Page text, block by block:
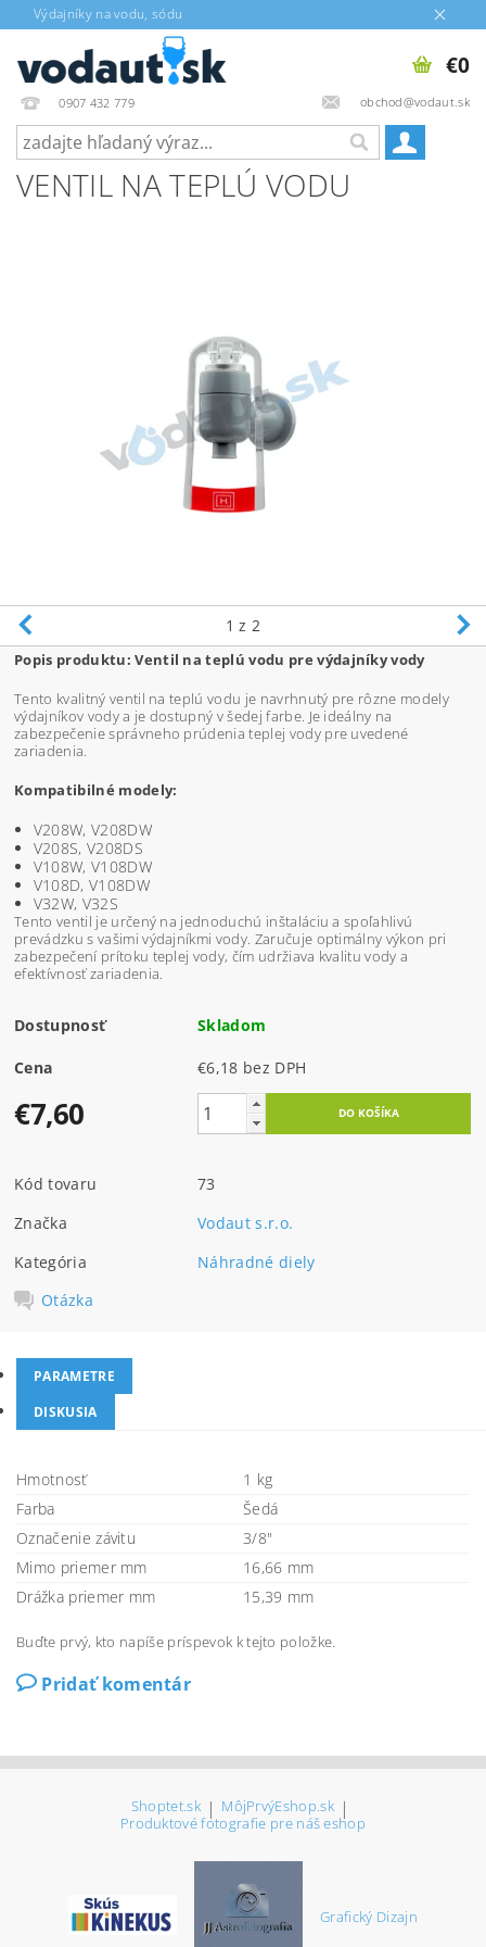
Výdajníky na vodu, sódu
0907 432 779 obchod@vodaut.sk
€0
VENTIL NA TEPLÚ VODU
1 z 2
Popis produktu: Ventil na teplú vodu pre výdajníky vody
Tento kvalitný ventil na teplú vodu je navrhnutý pre rôzne modely
výdajníkov vody a je dostupný v šedej farbe. Je ideálny na
zabezpečenie správneho prúdenia teplej vody pre uvedené
zariadenia.
Kompatibilné modely:
V208W, V208DW
V208S, V208DS
V108W, V108DW
V108D, V108DW
V32W, V32S
Tento ventil je určený na jednoduchú inštaláciu a spoľahlivú
prevádzku s vašimi výdajníkmi vody. Zaručuje optimálny výkon pri
zabezpečení prítoku teplej vody, čím udržiava kvalitu vody a
efektívnosť zariadenia.
Dostupnosť Skladom
Cena €6,18 bez DPH
€7,60
Kód tovaru
73
Značka
Vodaut s.r.o.
Kategória
Náhradné diely
Otázka
PARAMETRE
DISKUSIA
Hmotnosť
1 kg
Farba
Šedá
Označenie závitu
3/8"
Mimo priemer mm
16,66 mm
Drážka priemer mm
15,39 mm
Buďte prvý, kto napíše príspevok k tejto položke.
Pridať komentár
Shoptet.sk | MôjPrvýEshop.sk |
Produktové fotografie pre náš eshop
Grafický Dizajn